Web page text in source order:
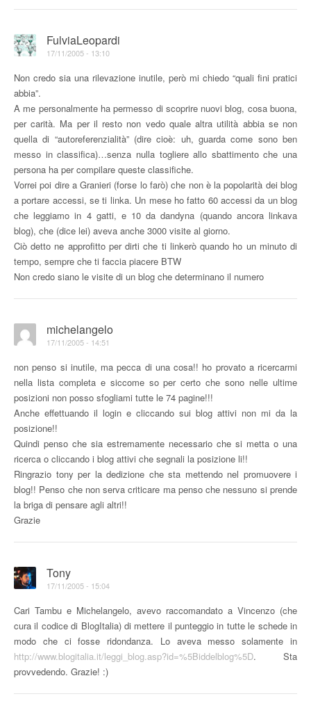
FulviaLeopardi
17/11/2005 - 13:10
Non credo sia una rilevazione inutile, però mi chiedo “quali fini pratici
abbia”.
A me personalmente ha permesso di scoprire nuovi blog, cosa buona,
per carità. Ma per il resto non vedo quale altra utilità abbia se non
quella di “autoreferenzialità” (dire cioè: uh, guarda come sono ben
messo in classifica)…senza nulla togliere allo sbattimento che una
persona ha per compilare queste classifiche.
Vorrei poi dire a Granieri (forse lo farò) che non è la popolarità dei blog
a portare accessi, se ti linka. Un mese ho fatto 60 accessi da un blog
che leggiamo in 4 gatti, e 10 da dandyna (quando ancora linkava
blog), che (dice lei) aveva anche 3000 visite al giorno.
Ciò detto ne approfitto per dirti che ti linkerò quando ho un minuto di
tempo, sempre che ti faccia piacere BTW
Non credo siano le visite di un blog che determinano il numero
michelangelo
17/11/2005 - 14:51
non penso si inutile, ma pecca di una cosa!! ho provato a ricercarmi
nella lista completa e siccome so per certo che sono nelle ultime
posizioni non posso sfogliami tutte le 74 pagine!!!
Anche effettuando il login e cliccando sui blog attivi non mi da la
posizione!!
Quindi penso che sia estremamente necessario che si metta o una
ricerca o cliccando i blog attivi che segnali la posizione li!!
Ringrazio tony per la dedizione che sta mettendo nel promuovere i
blog!! Penso che non serva criticare ma penso che nessuno si prende
la briga di pensare agli altri!!
Grazie
Tony
17/11/2005 - 15:04
Cari Tambu e Michelangelo, avevo raccomandato a Vincenzo (che
cura il codice di BlogItalia) di mettere il punteggio in tutte le schede in
modo che ci fosse ridondanza. Lo aveva messo solamente in
http://www.blogitalia.it/leggi_blog.asp?id=%5Biddelblog%5D. Sta
provvedendo. Grazie! :)